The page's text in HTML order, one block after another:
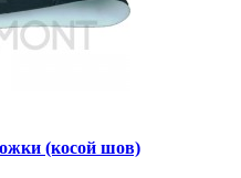
(косой шов)